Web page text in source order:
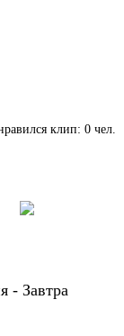
клип: 0 чел.
- Завтра